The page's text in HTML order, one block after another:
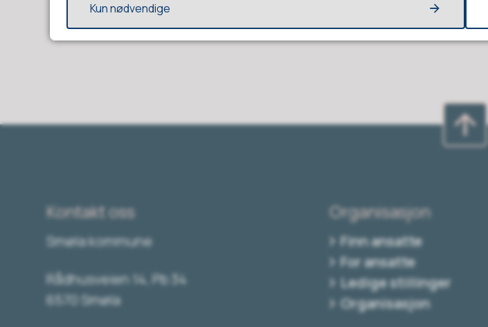
Kontakt oss
Smøla kommune
Rådhusveien 14, Pb 34
6570 Smøla
Organisasjon
Finn ansatte
For ansatte
Ledige stillinger
Organisasjon
Kun nødvendige